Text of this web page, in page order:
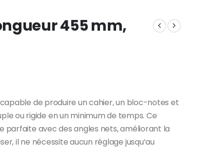
455 mm,
de produire un cahier, un bloc-notes et
ou rigide en un minimum de temps. Ce
avec des angles nets, améliorant la
il ne nécessite aucun réglage jusqu’au